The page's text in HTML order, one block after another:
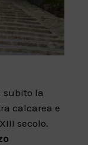
subito la
calcarea e
secolo.